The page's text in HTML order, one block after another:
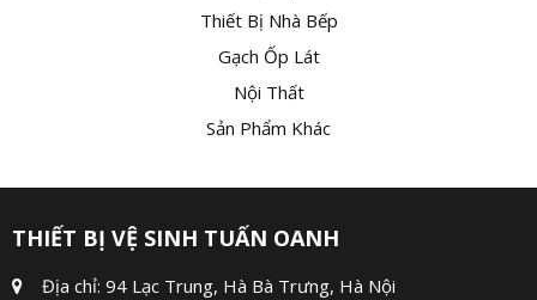
Thiết Bị Nhà Bếp
Gạch Ốp Lát
Nội Thất
Sản Phẩm Khác
THIẾT BỊ VỆ SINH TUẤN OANH
Địa chỉ: 94 Lạc Trung, Hà Bà Trưng, Hà Nội